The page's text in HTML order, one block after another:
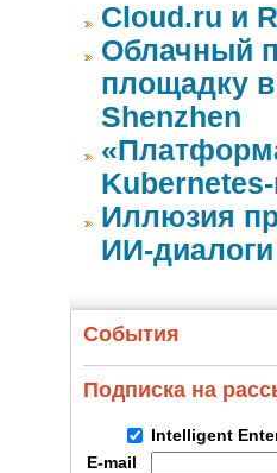
Cloud.ru и
Облачный
площадку в
Shenzhen
Иллюзия
ИИ-
События
Подписка на
Intelligent
E-mail